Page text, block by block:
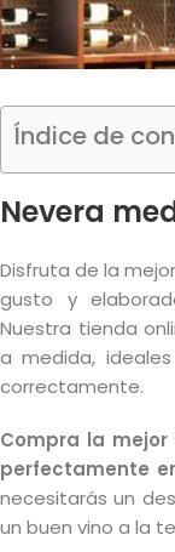
Índice de
Nevera
Disfruta de la
gusto y
Nuestra tienda
a medida,
correctamente.
Compra la
perfectamente
necesitarás un
un buen vino a la